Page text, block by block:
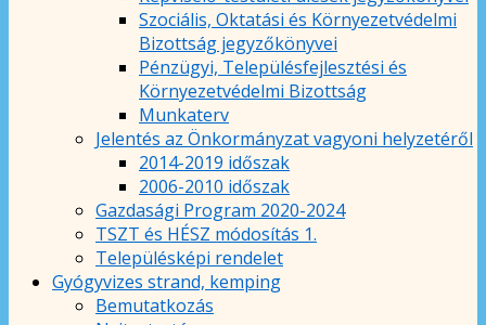
Szociális, Oktatási és Környezetvédelmi
Bizottság jegyzőkönyvei
Pénzügyi, Településfejlesztési és
Környezetvédelmi Bizottság
Munkaterv
Jelentés az Önkormányzat vagyoni helyzetéről
2014-2019 időszak
2006-2010 időszak
Gazdasági Program 2020-2024
TSZT és HÉSZ módosítás 1.
Településképi rendelet
Gyógyvizes strand, kemping
Bemutatkozás